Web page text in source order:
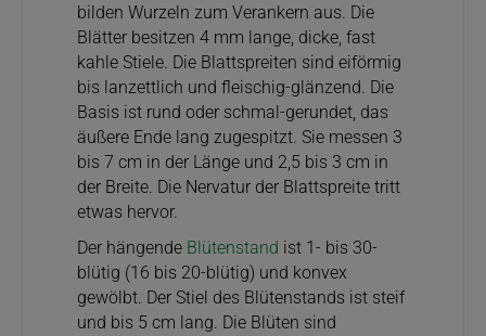
bilden Wurzeln zum Verankern aus. Die
Blätter besitzen 4 mm lange, dicke, fast
kahle Stiele. Die Blattspreiten sind eiförmig
bis lanzettlich und fleischig-glänzend. Die
Basis ist rund oder schmal-gerundet, das
äußere Ende lang zugespitzt. Sie messen 3
bis 7 cm in der Länge und 2,5 bis 3 cm in
der Breite. Die Nervatur der Blattspreite tritt
etwas hervor.
Der hängende Blütenstand ist 1- bis 30-
blütig (16 bis 20-blütig) und konvex
gewölbt. Der Stiel des Blütenstands ist steif
und bis 5 cm lang. Die Blüten sind